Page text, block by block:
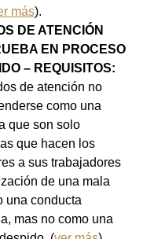
más).
DE ATENCIÓN
EN PROCESO
– REQUISITOS:
de atención no
como una
que son solo
que hacen los
a sus trabajadores
de una mala
una conducta
mas no como una